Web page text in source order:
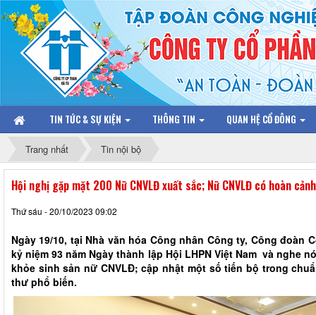
TIN TỨC & SỰ KIỆN THÔNG TIN QUAN HỆ CỔ ĐÔNG
Trang nhất Tin nội bộ
Hội nghị gặp mặt 200 Nữ CNVLĐ xuất sắc; Nữ CNVLĐ có hoàn
Thứ sáu - 20/10/2023 09:02
Ngày 19/10, tại Nhà văn hóa Công nhân Công ty, Công đoàn
kỷ niệm 93 năm Ngày thành lập Hội LHPN Việt Nam và nghe
khỏe sinh sản nữ CNVLĐ; cập nhật một số tiến bộ trong
thư phổ biến.